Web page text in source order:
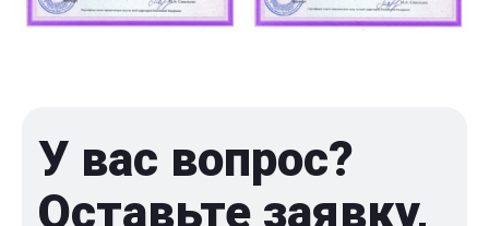
У вас вопрос?
Оставьте заявку,